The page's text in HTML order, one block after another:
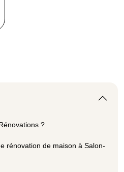
?
rénovation de maison à Salon-